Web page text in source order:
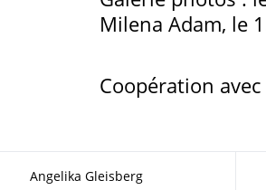
Milena Adam, le
Coopération avec
Angelika Gleisberg